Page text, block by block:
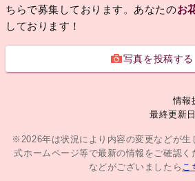
ちらで募集しております。あなたのお
しております！
写真を投稿する
情報
最終更新
※2026年は状況により内容の変更などが生
式ホームページ等で最新の情報をご確認く
などがございましたら こ